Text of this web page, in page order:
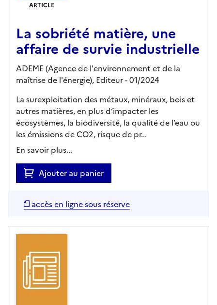
ARTICLE
La sobriété matière, une
affaire de survie industrielle
ADEME (Agence de l'environnement et de la
maîtrise de l'énergie), Editeur- 01/2024
La surexploitation des métaux, minéraux, bois et
autres matières, en plus d’impacter les
écosystèmes, la biodiversité, la qualité de l’eau ou
les émissions de CO2, risque de pr...
En savoir plus...
Ajouter au panier
accès en ligne sous réserve